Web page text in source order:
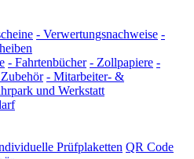
- Verwertungsnachweise -
- Fahrtenbücher - Zollpapiere -
- Mitarbeiter- &
und Werkstatt
Prüfplaketten QR Code